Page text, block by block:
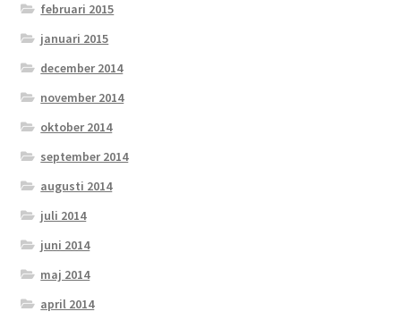
februari 2015
januari 2015
december 2014
november 2014
oktober 2014
september 2014
augusti 2014
juli 2014
juni 2014
maj 2014
april 2014